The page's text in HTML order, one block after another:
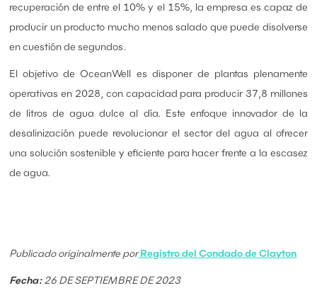
recuperación de entre el 10% y el 15%, la empresa es capaz de
producir un producto mucho menos salado que puede disolverse
en cuestión de segundos.
El objetivo de OceanWell es disponer de plantas plenamente
operativas en 2028, con capacidad para producir 37,8 millones
de litros de agua dulce al día. Este enfoque innovador de la
desalinización puede revolucionar el sector del agua al ofrecer
una solución sostenible y eficiente para hacer frente a la escasez
de agua.
Publicado originalmente porRegistro del Condado de Clayton
Fecha:26 DE SEPTIEMBRE DE 2023